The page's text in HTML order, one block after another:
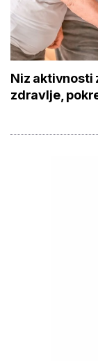
Niz aktivnosti
zdravlje,